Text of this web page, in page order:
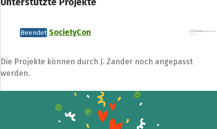
Beendet SocietyCon
Die Projekte können durch J. Zander noch angepasst
werden.